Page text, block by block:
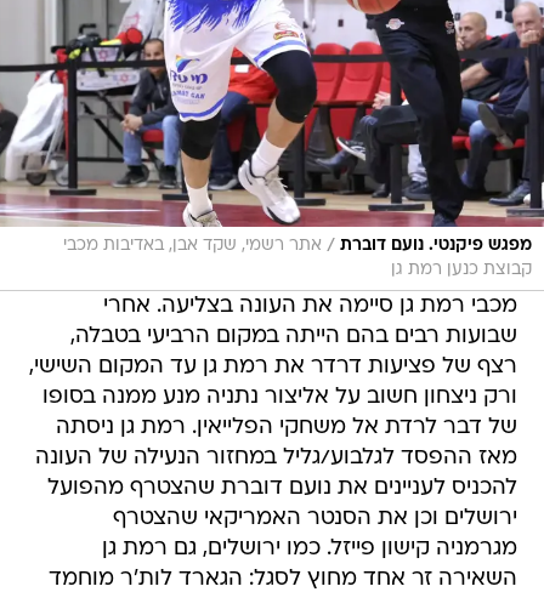
מפגש פיקנטי. נועם דוברת / אתר רשמי, שקד אבן, באדיבות מכבי
קבוצת כנען רמת גן
מכבי רמת גן סיימה את העונה בצליעה. אחרי
שבועות רבים בהם הייתה במקום הרביעי בטבלה,
רצף של פציעות דרדר את רמת גן עד המקום השישי,
ורק ניצחון חשוב על אליצור נתניה מנע ממנה בסופו
של דבר לרדת אל משחקי הפלייאין. רמת גן ניסתה
מאז ההפסד לגלבוע/גליל במחזור הנעילה של העונה
להכניס לעניינים את נועם דוברת שהצטרף מהפועל
ירושלים וכן את הסנטר האמריקאי שהצטרף
מגרמניה קישון פייזל. כמו ירושלים, גם רמת גן
השאירה זר אחד מחוץ לסגל: הגארד לות'ר מוחמד